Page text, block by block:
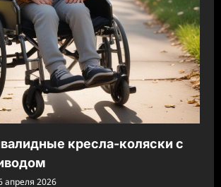
кресла-коляски с
апреля 2026